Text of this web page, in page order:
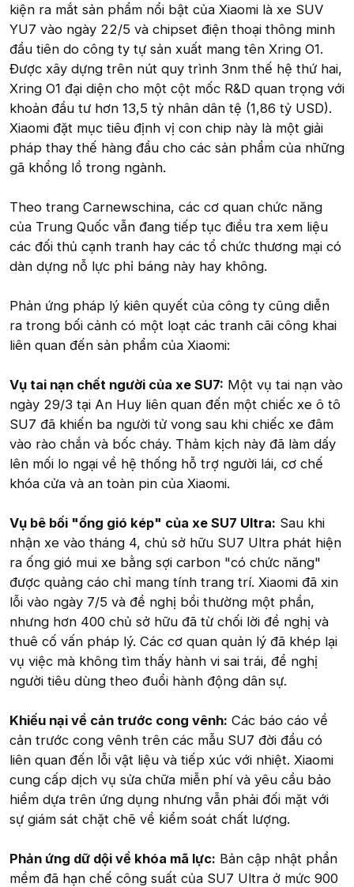
kiện ra mắt sản phẩm nổi bật của Xiaomi là xe SUV
YU7 vào ngày 22/5 và chipset điện thoại thông minh
đầu tiên do công ty tự sản xuất mang tên Xring O1.
Được xây dựng trên nút quy trình 3nm thế hệ thứ hai,
Xring O1 đại diện cho một cột mốc R&D quan trọng với
khoản đầu tư hơn 13,5 tỷ nhân dân tệ (1,86 tỷ USD).
Xiaomi đặt mục tiêu định vị con chip này là một giải
pháp thay thế hàng đầu cho các sản phẩm của những
gã khổng lồ trong ngành.
Theo trang Carnewschina, các cơ quan chức năng
của Trung Quốc vẫn đang tiếp tục điều tra xem liệu
các đối thủ cạnh tranh hay các tổ chức thương mại có
dàn dựng nỗ lực phỉ báng này hay không.
Phản ứng pháp lý kiên quyết của công ty cũng diễn
ra trong bối cảnh có một loạt các tranh cãi công khai
liên quan đến sản phẩm của Xiaomi:
Vụ tai nạn chết người của xe SU7: Một vụ tai nạn vào
ngày 29/3 tại An Huy liên quan đến một chiếc xe ô tô
SU7 đã khiến ba người tử vong sau khi chiếc xe đâm
vào rào chắn và bốc cháy. Thảm kịch này đã làm dấy
lên mối lo ngại về hệ thống hỗ trợ người lái, cơ chế
khóa cửa và an toàn pin của Xiaomi.
Vụ bê bối "ống gió kép" của xe SU7 Ultra: Sau khi
nhận xe vào tháng 4, chủ sở hữu SU7 Ultra phát hiện
ra ống gió mui xe bằng sợi carbon "có chức năng"
được quảng cáo chỉ mang tính trang trí. Xiaomi đã xin
lỗi vào ngày 7/5 và đề nghị bồi thường một phần,
nhưng hơn 400 chủ sở hữu đã từ chối lời đề nghị và
thuê cố vấn pháp lý. Các cơ quan quản lý đã khép lại
vụ việc mà không tìm thấy hành vi sai trái, đề nghị
người tiêu dùng theo đuổi hành động dân sự.
Khiếu nại về cản trước cong vênh: Các báo cáo về
cản trước cong vênh trên các mẫu SU7 đời đầu có
liên quan đến lỗi vật liệu và tiếp xúc với nhiệt. Xiaomi
cung cấp dịch vụ sửa chữa miễn phí và yêu cầu bảo
hiểm dựa trên ứng dụng nhưng vẫn phải đối mặt với
sự giám sát chặt chẽ về kiểm soát chất lượng.
Phản ứng dữ dội về khóa mã lực: Bản cập nhật phần
mềm đã hạn chế công suất của SU7 Ultra ở mức 900